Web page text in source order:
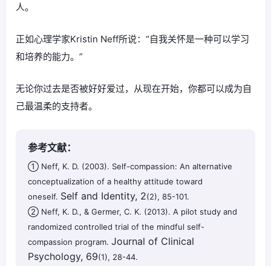
人。
正如心理学家Kristin Neff所说：“自我关怀是一种可以学习
和培养的能力。”
无论你过去是否被好好爱过，从现在开始，你都可以成为自
己最温柔的支持者。
参考文献：
① Neff, K. D. (2003). Self-compassion: An alternative
conceptualization of a healthy attitude toward
oneself. Self and Identity, 2(2), 85-101.
② Neff, K. D., & Germer, C. K. (2013). A pilot study and
randomized controlled trial of the mindful self-
compassion program. Journal of Clinical
Psychology, 69(1), 28-44.